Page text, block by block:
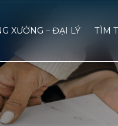
XƯỞNG – ĐẠI LÝ TÌM